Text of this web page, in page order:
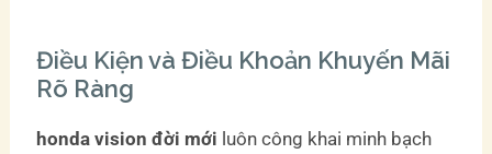
Điều Kiện và Điều Khoản Khuyến Mãi
Rõ Ràng
honda vision đời mới luôn công khai minh bạch